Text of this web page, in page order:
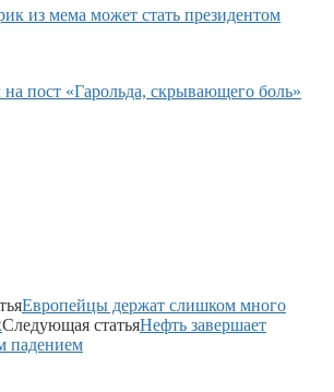
из мема может стать президентом
пост «Гарольда, скрывающего боль»
Европейцы держат слишком много
Следующая статьяНефть завершает
падением